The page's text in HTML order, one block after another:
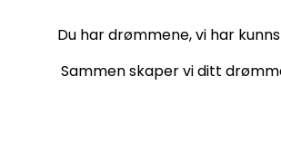
Du har drømmene, vi har
Sammen skaper vi ditt